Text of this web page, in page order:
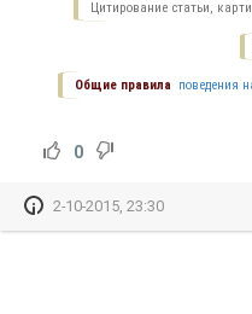
Цитирование статьи,
Общие правила поведения
0
2-10-2015, 23:30